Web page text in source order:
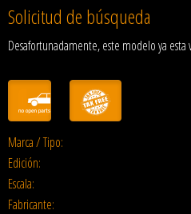
Solicitud de búsqueda
Desafortunadamente, este modelo ya esta
Marca / Tipo:
Edición:
Escala:
Fabricante: